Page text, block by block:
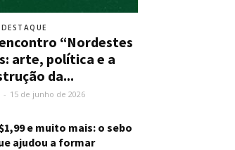
DESTAQUE
“Nordestes
arte, política e a
da...
- 15 de junho de 2026
e muito mais: o sebo
ajudou a formar